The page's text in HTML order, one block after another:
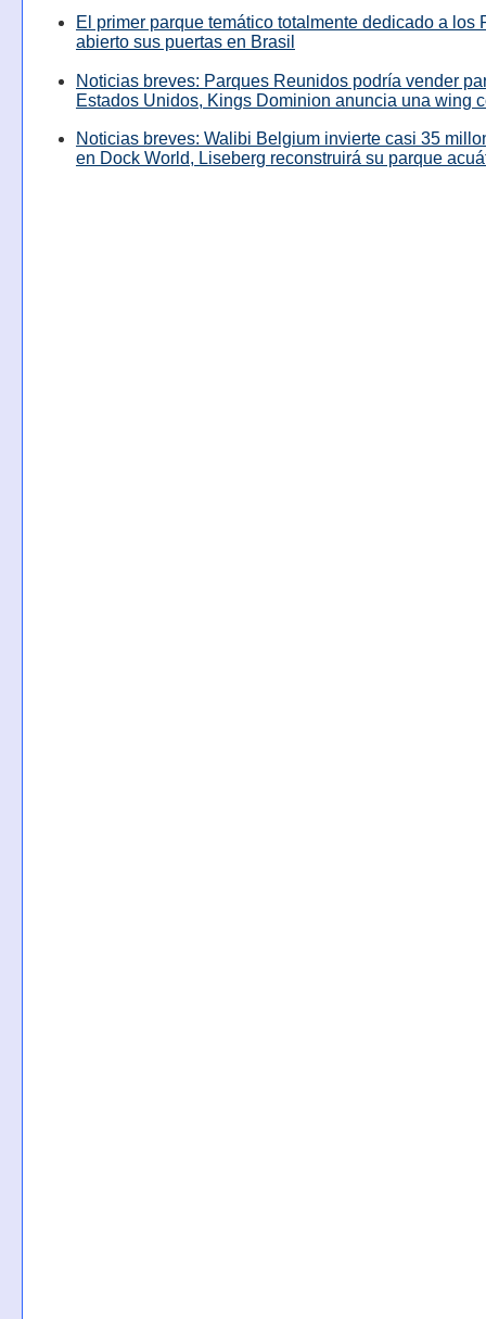
El primer parque temático totalmente dedicado a los
abierto sus puertas en Brasil
Noticias breves: Parques Reunidos podría vender
Estados Unidos, Kings Dominion anuncia una wing
Noticias breves: Walibi Belgium invierte casi 35
en Dock World, Liseberg reconstruirá su parque